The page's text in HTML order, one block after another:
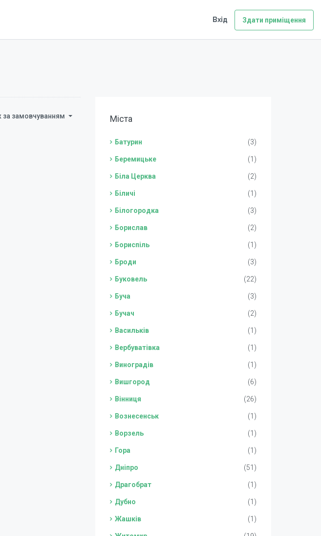
Вхід Здати приміщення
за замовчуванням Міста
Батурин (3)
Беремицьке (1)
Біла Церква (2)
Біличі (1)
Білогородка (3)
Борислав (2)
Бориспіль (1)
Броди (3)
Буковель (22)
Буча (3)
Бучач (2)
Васильків (1)
Вербуватівка (1)
Виноградів (1)
Вишгород (6)
Вінниця (26)
Вознесенськ (1)
Ворзель (1)
Гора (1)
Дніпро (51)
Драгобрат (1)
Дубно (1)
Жашків (1)